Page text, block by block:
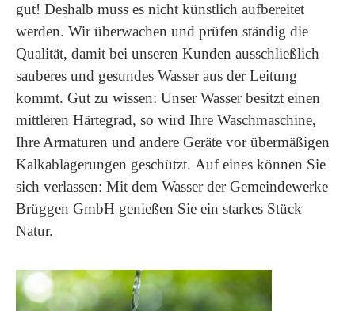
gut! Deshalb muss es nicht künstlich aufbereitet
werden. Wir überwachen und prüfen ständig die
Qualität, damit bei unseren Kunden ausschließlich
sauberes und gesundes Wasser aus der Leitung
kommt. Gut zu wissen: Unser Wasser besitzt einen
mittleren Härtegrad, so wird Ihre Waschmaschine,
Ihre Armaturen und andere Geräte vor übermäßigen
Kalkablagerungen geschützt. Auf eines können Sie
sich verlassen: Mit dem Wasser der Gemeindewerke
Brüggen GmbH genießen Sie ein starkes Stück
Natur.